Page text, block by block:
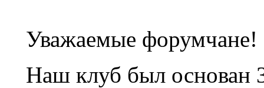
Уважаемые форумчане!
Наш клуб был основан